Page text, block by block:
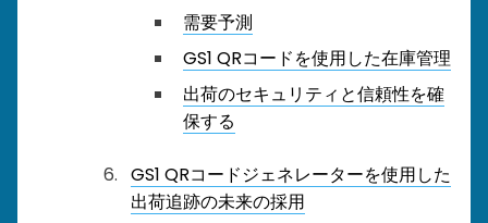
需要予測
GS1 QRコードを使用した在庫管理
出荷のセキュリティと信頼性を確
保する
GS1 QRコードジェネレーターを使用した
出荷追跡の未来の採用